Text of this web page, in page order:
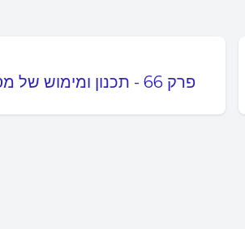
פרק 66 - תכנון ומימוש של מסדי נתונים בראי של ביג דאטה